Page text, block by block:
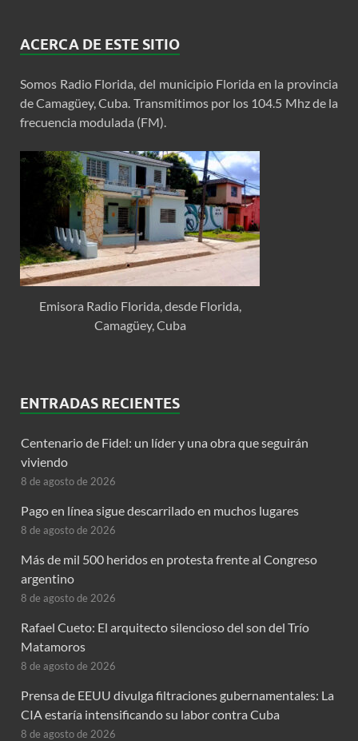
ACERCA DE ESTE SITIO
Somos Radio Florida, del municipio Florida en la provincia
de Camagüey, Cuba. Transmitimos por los 104.5 Mhz de la
frecuencia modulada (FM).
Emisora Radio Florida, desde Florida,
Camagüey, Cuba
ENTRADAS RECIENTES
Centenario de Fidel: un líder y una obra que seguirán
viviendo
8 de agosto de 2026
Pago en línea sigue descarrilado en muchos lugares
8 de agosto de 2026
Más de mil 500 heridos en protesta frente al Congreso
argentino
8 de agosto de 2026
Rafael Cueto: El arquitecto silencioso del son del Trío
Matamoros
8 de agosto de 2026
Prensa de EEUU divulga filtraciones gubernamentales: La
CIA estaría intensificando su labor contra Cuba
8 de agosto de 2026